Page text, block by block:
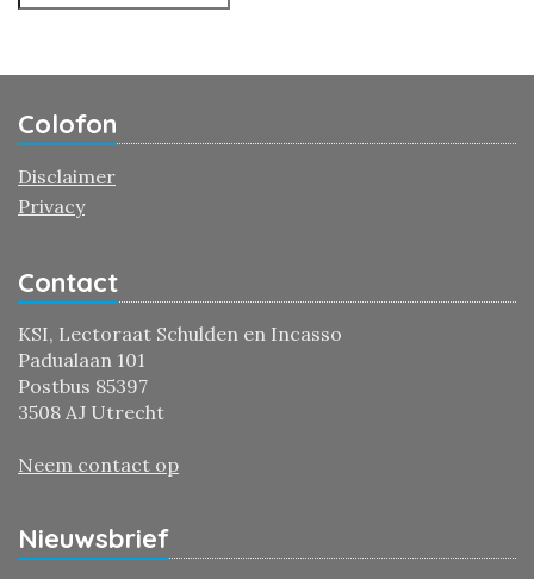
Colofon
Disclaimer
Privacy
Contact
KSI, Lectoraat Schulden en Incasso
Padualaan 101
Postbus 85397
3508 AJ Utrecht
Neem contact op
Nieuwsbrief